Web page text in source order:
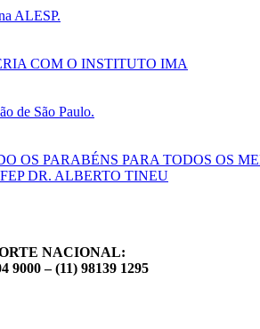
ALESP.
COM O INSTITUTO IMA
de São Paulo.
PARABÉNS PARA TODOS OS
DR. ALBERTO TINEU
NACIONAL:
9000 – (11) 98139 1295